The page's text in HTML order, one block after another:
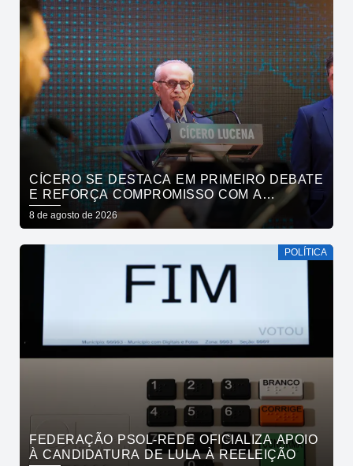
CÍCERO SE DESTACA EM PRIMEIRO DEBATE
E REFORÇA COMPROMISSO COM A
SEGURANÇA HÍDRICA DO ESTADO
8 de agosto de 2026
POLÍTICA
FEDERAÇÃO PSOL-REDE OFICIALIZA APOIO
À CANDIDATURA DE LULA À REELEIÇÃO